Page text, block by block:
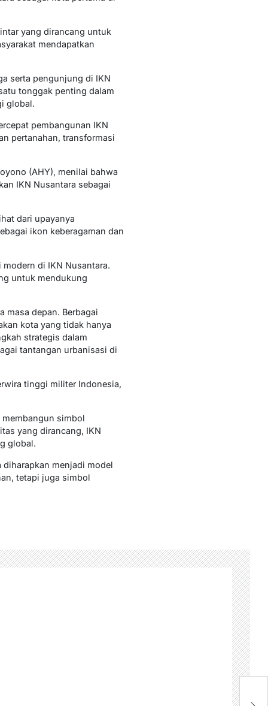
yang dirancang untuk
mendapatkan
serta pengunjung di IKN
tonggak penting dalam
global.
pembangunan IKN
pertanahan, transformasi
(AHY), menilai bahwa
IKN Nusantara sebagai
dari upayanya
ikon keberagaman dan
di IKN Nusantara.
untuk mendukung
masa depan. Berbagai
kota yang tidak hanya
strategis dalam
tantangan urbanisasi di
tinggi militer Indonesia,
simbol
yang dirancang, IKN
global.
diharapkan menjadi model
tetapi juga simbol